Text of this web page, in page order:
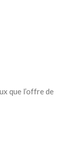
que l’offre de